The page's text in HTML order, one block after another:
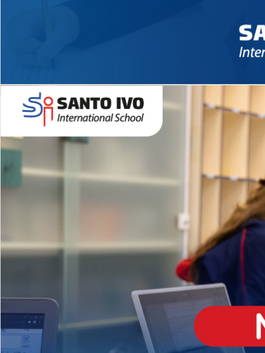
Novidades 2026 High School
EDUCAÇÃO INFANTIL
Inglês todos os dias
MÉDIO
igh School
Dupla Diplomação